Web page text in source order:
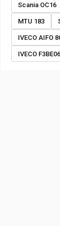
Scania OC16
MTU 183
IVECO AIFO
IVECO